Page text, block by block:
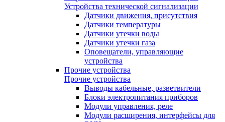
Устройства технической сигнализации
Датчики движения, присутствия
Датчики температуры
Датчики утечки воды
Датчики утечки газа
Оповещатели, управляющие
устройства
Прочие устройства
Прочие устройства
Выводы кабельные, разветвители
Блоки электропитания приборов
Модули управления, реле
Модули расширения, интерфейсы для